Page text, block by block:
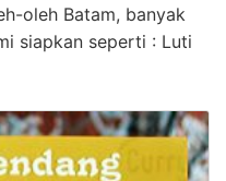
oleh Batam, banyak
siapkan seperti : Luti